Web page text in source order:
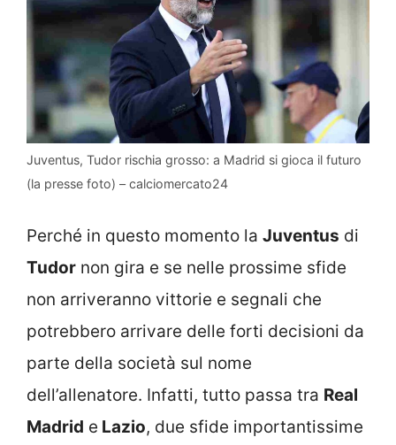
Juventus, Tudor rischia grosso: a Madrid si gioca il futuro
(la presse foto) – calciomercato24
Perché in questo momento la Juventus di
Tudor non gira e se nelle prossime sfide
non arriveranno vittorie e segnali che
potrebbero arrivare delle forti decisioni da
parte della società sul nome
dell’allenatore. Infatti, tutto passa tra Real
Madrid e Lazio, due sfide importantissime